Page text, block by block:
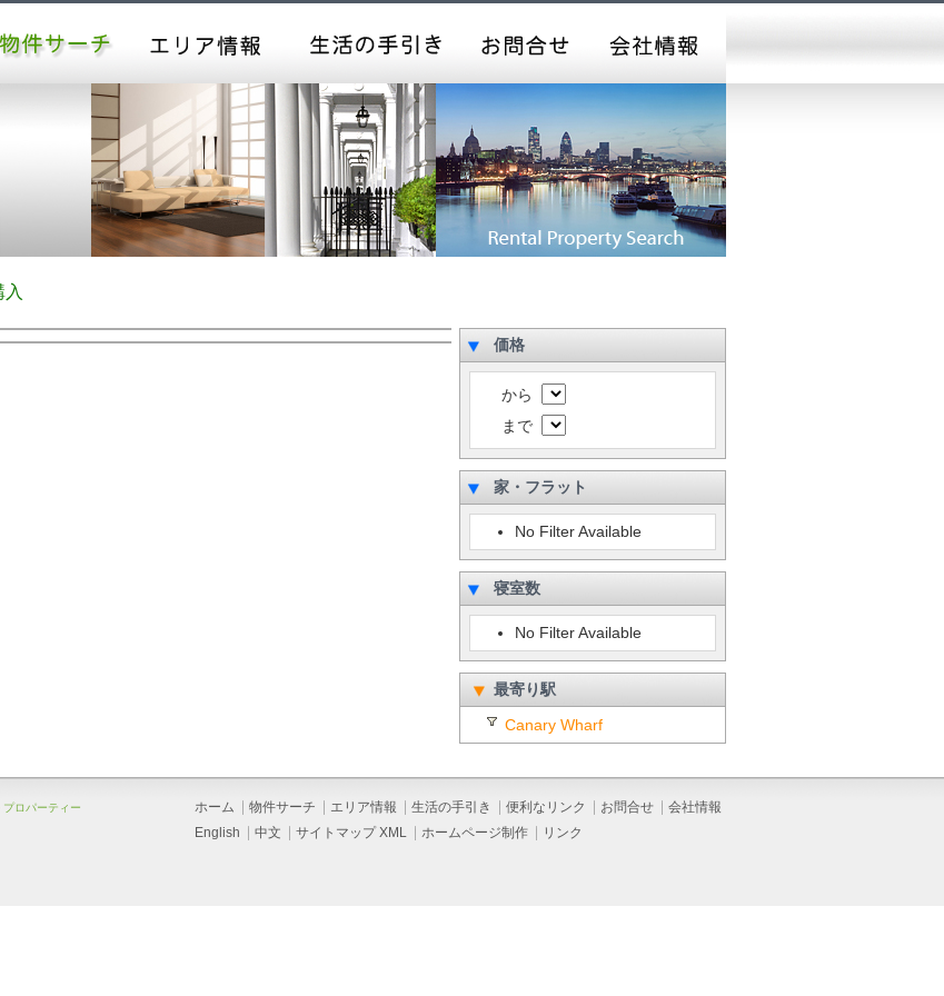
価格
から
まで
家・フラット
No Filter Available
寝室数
No Filter Available
最寄り駅
Canary Wharf
ロパーティー
ホーム 物件サーチ エリア情報 生活の手引き 便利なリンク お問合せ
会社情報
English
中文 サイトマップ XML ホームページ制作 リンク